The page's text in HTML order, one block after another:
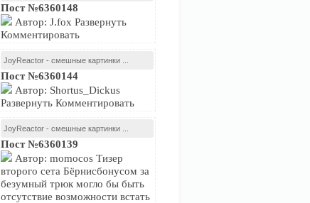
Пост №6360148
Автор: J.fox Развернуть
Комментировать
JoyReactor - смешные картинки ...
Пост №6360144
Автор: Shortus_Dickus
Развернуть Комментировать
JoyReactor - смешные картинки ...
Пост №6360139
Автор: momocos Тизер
второго сета Бёрнисбонусом за
безумный трюк могло бы быть
отсутствие возможности встать